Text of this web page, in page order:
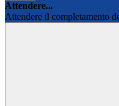
Attendere...
Attendere il completamento